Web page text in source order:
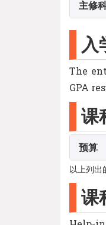
主修
入
The
GPA
课
预算
以上列出
课